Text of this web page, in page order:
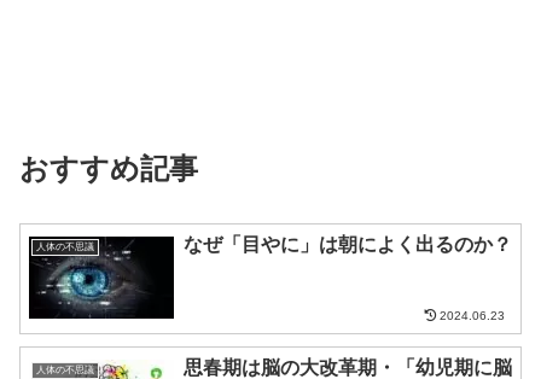
おすすめ記事
人体の不思議 なぜ「目やに」は朝によく出るのか？
2024.06.23
人体の不思議
思春期は脳の大改革期・「幼児期に脳